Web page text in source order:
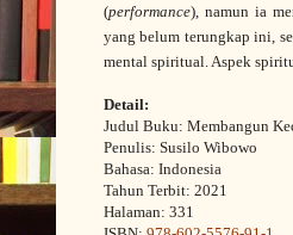
(performance), namun ia
yang belum terungkap ini,
mental spiritual. Aspek
Detail:
Judul Buku: Membangun
Penulis: Susilo Wibowo
Bahasa: Indonesia
Tahun Terbit: 2021
Halaman: 331